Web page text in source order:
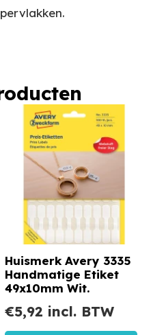
Huismerk Avery 3335
Handmatige Etiket
49x10mm Wit.
€5,92 incl. BTW